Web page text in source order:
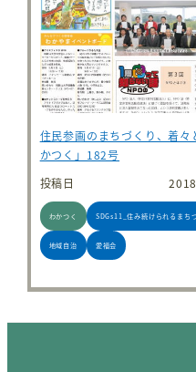
住民参画のまちづくり、着
かつく」182号
投稿日
わかつく SDGs11_住み続けられるまち
地域自治 愛福会